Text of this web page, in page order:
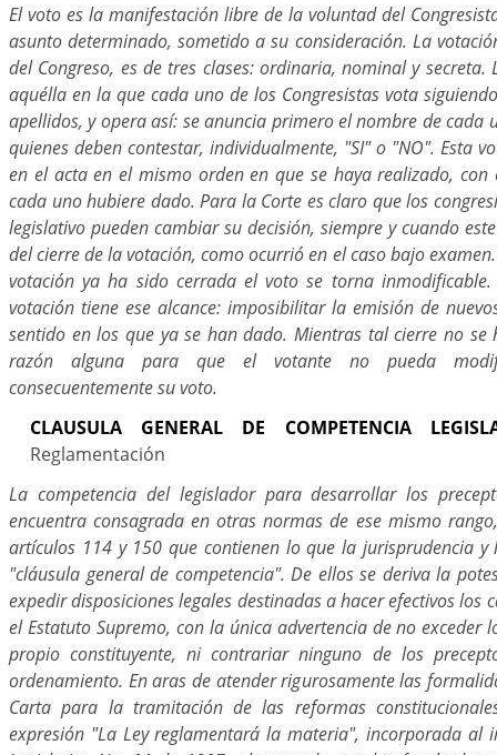
El voto es la manifestación libre de la voluntad del
asunto determinado, sometido a su consideración. La
del Congreso, es de tres clases: ordinaria, nominal y
aquélla en la que cada uno de los Congresistas vota
apellidos, y opera así: se anuncia primero el nombre de cada
quienes deben contestar, individualmente, "SI" o "NO". Esta
en el acta en el mismo orden en que se haya realizado, con
cada uno hubiere dado. Para la Corte es claro que los
legislativo pueden cambiar su decisión, siempre y cuando
del cierre de la votación, como ocurrió en el caso bajo
votación ya ha sido cerrada el voto se torna
votación tiene ese alcance: imposibilitar la emisión de
sentido en los que ya se han dado. Mientras tal cierre no se
razón alguna para que el votante no pueda
consecuentemente su voto.
CLAUSULA GENERAL DE COMPETENCIA
Reglamentación
La competencia del legislador para desarrollar los
encuentra consagrada en otras normas de ese mismo
artículos 114 y 150 que contienen lo que la jurisprudencia
"cláusula general de competencia". De ellos se deriva la
expedir disposiciones legales destinadas a hacer efectivos los
el Estatuto Supremo, con la única advertencia de no exceder
propio constituyente, ni contrariar ninguno de los
ordenamiento. En aras de atender rigurosamente las
Carta para la tramitación de las reformas
expresión "La Ley reglamentará la materia", incorporada al